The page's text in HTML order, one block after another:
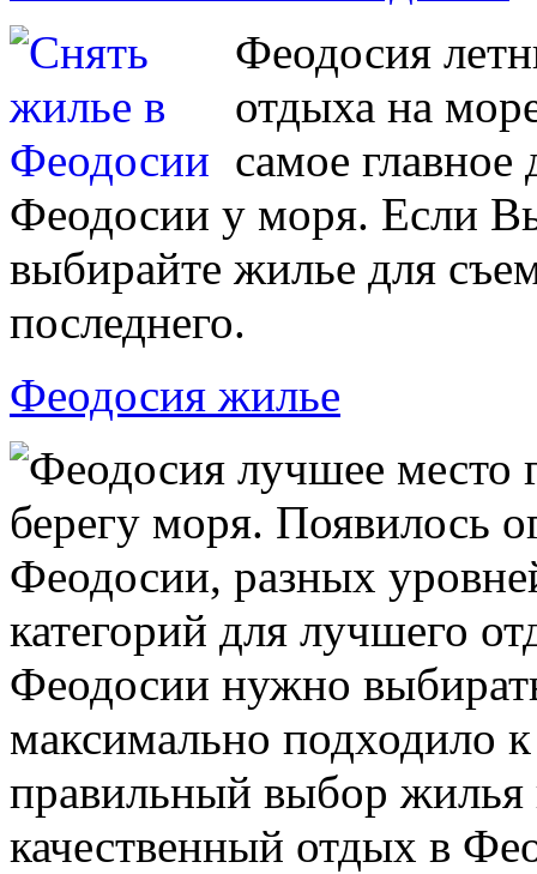
Феодосия
отдыха на
самое
Феодосии у моря. Если
выбирайте жилье для
последнего.
Феодосия жилье
Феодосия лучшее место
берегу моря. Появилось
Феодосии, разных
категорий для лучшего
Феодосии нужно
максимально подходило
правильный выбор жилья
качественный отдых в